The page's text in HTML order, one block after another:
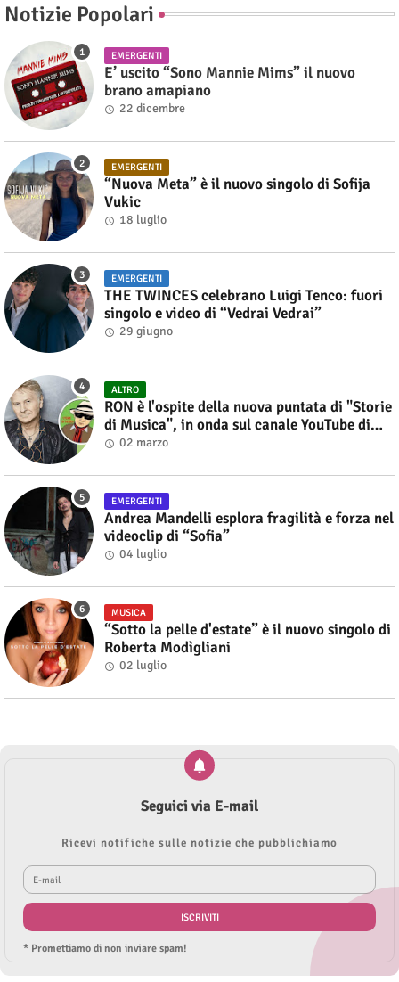
Notizie Popolari
EMERGENTI
E’ uscito “Sono Mannie Mims” il nuovo
brano amapiano
22 dicembre
EMERGENTI
“Nuova Meta” è il nuovo singolo di Sofija
Vukic
18 luglio
EMERGENTI
THE TWINCES celebrano Luigi Tenco: fuori
singolo e video di “Vedrai Vedrai”
29 giugno
ALTRO
RON è l'ospite della nuova puntata di "Storie
di Musica", in onda sul canale YouTube di
Alberto Salerno
02 marzo
EMERGENTI
Andrea Mandelli esplora fragilità e forza nel
videoclip di “Sofia”
04 luglio
MUSICA
“Sotto la pelle d'estate” è il nuovo singolo di
Roberta Modìgliani
02 luglio
Seguici via E-mail
Ricevi notifiche sulle notizie che pubblichiamo
* Promettiamo di non inviare spam!